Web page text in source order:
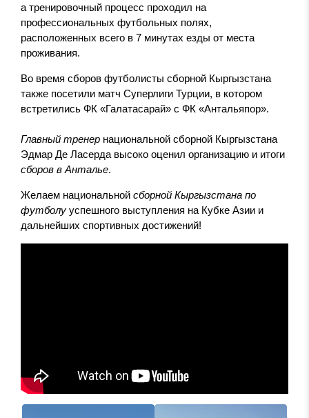
а тренировочный процесс проходил на
профессиональных футбольных полях,
расположенных всего в 7 минутах езды от места
проживания.
Во время сборов футболисты сборной Кыргызстана
также посетили матч Суперлиги Турции, в котором
встретились ФК «Галатасарай» с ФК «Антальяпор».
Главный тренер национальной сборной Кыргызстана
Эдмар Де Ласерда высоко оценил организацию и итоги
сборов в Анталье.
Желаем национальной сборной Кыргызстана по
футболу успешного выступления на Кубке Азии и
дальнейших спортивных достижений!